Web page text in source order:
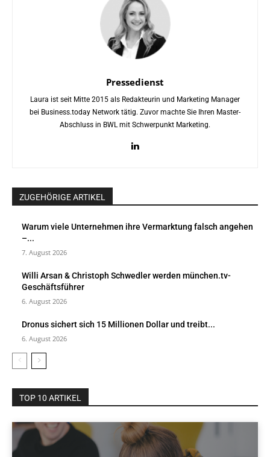
Pressedienst
Laura ist seit Mitte 2015 als Redakteurin und Marketing Manager
bei Business.today Network tätig. Zuvor machte Sie Ihren Master-
Abschluss in BWL mit Schwerpunkt Marketing.
ZUGEHÖRIGE ARTIKEL
Warum viele Unternehmen ihre Vermarktung falsch angehen
–...
7. August 2026
Willi Arsan & Christoph Schwedler werden münchen.tv-
Geschäftsführer
6. August 2026
Dronus sichert sich 15 Millionen Dollar und treibt...
6. August 2026
TOP 10 ARTIKEL